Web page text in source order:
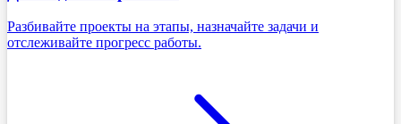
Разбивайте проекты на этапы, назначайте задачи и
отслеживайте прогресс работы.